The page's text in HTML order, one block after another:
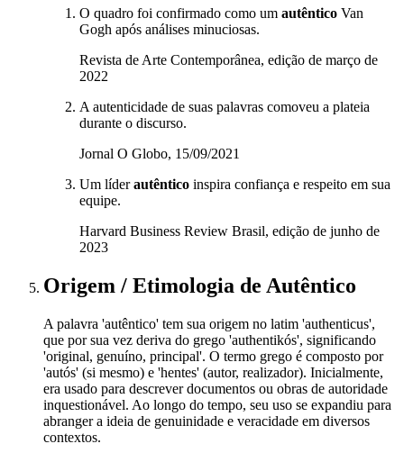
O quadro foi confirmado como um autêntico Van
Gogh após análises minuciosas.
Revista de Arte Contemporânea, edição de março de
2022
A autenticidade de suas palavras comoveu a plateia
durante o discurso.
Jornal O Globo, 15/09/2021
Um líderautêntico inspira confiança e respeito em sua
equipe.
Harvard Business Review Brasil, edição de junho de
2023
Origem / Etimologia de Autêntico
A palavra 'autêntico' tem sua origem no latim 'authenticus',
que por sua vez deriva do grego 'authentikós', significando
'original, genuíno, principal'. O termo grego é composto por
'autós' (si mesmo) e 'hentes' (autor, realizador). Inicialmente,
era usado para descrever documentos ou obras de autoridade
inquestionável. Ao longo do tempo, seu uso se expandiu para
abranger a ideia de genuinidade e veracidade em diversos
contextos.